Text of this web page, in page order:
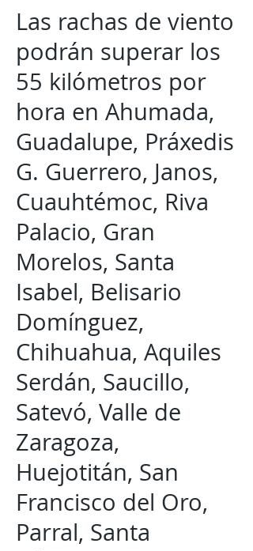
Las rachas de viento
podrán superar los
55 kilómetros por
hora en Ahumada,
Guadalupe, Práxedis
G. Guerrero, Janos,
Cuauhtémoc, Riva
Palacio, Gran
Morelos, Santa
Isabel, Belisario
Domínguez,
Chihuahua, Aquiles
Serdán, Saucillo,
Satevó, Valle de
Zaragoza,
Huejotitán, San
Francisco del Oro,
Parral, Santa